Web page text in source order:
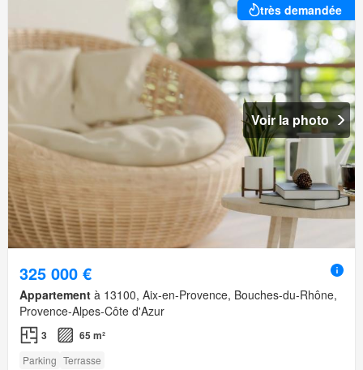
très demandée
Voir la photo
325 000 €
Appartement à 13100, Aix-en-Provence, Bouches-du-Rhône,
Provence-Alpes-Côte d'Azur
3 65 m²
Parking Terrasse